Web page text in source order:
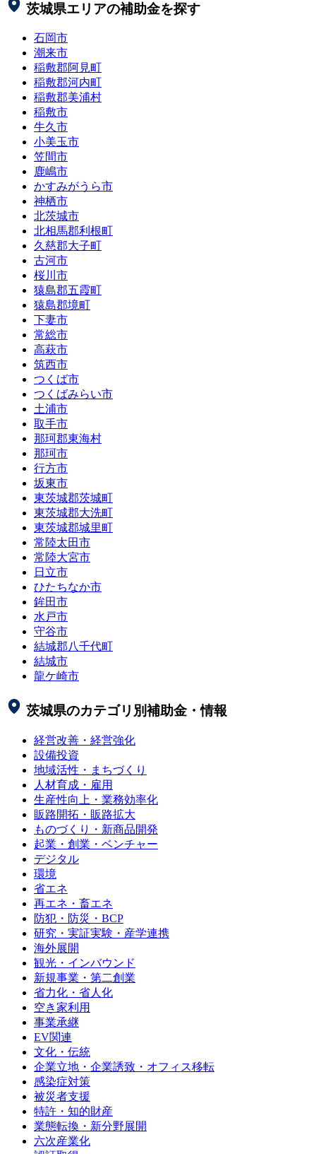
茨城県エリアの補助金を探す
石岡市
潮来市
稲敷郡阿見町
稲敷郡河内町
稲敷郡美浦村
稲敷市
牛久市
小美玉市
笠間市
鹿嶋市
かすみがうら市
神栖市
北茨城市
北相馬郡利根町
久慈郡大子町
古河市
桜川市
猿島郡五霞町
猿島郡境町
下妻市
常総市
高萩市
筑西市
つくば市
つくばみらい市
土浦市
取手市
那珂郡東海村
那珂市
行方市
坂東市
東茨城郡茨城町
東茨城郡大洗町
東茨城郡城里町
常陸太田市
常陸大宮市
日立市
ひたちなか市
鉾田市
水戸市
守谷市
結城郡八千代町
結城市
龍ケ崎市
茨城県のカテゴリ別補助金・情報
経営改善・経営強化
設備投資
地域活性・まちづくり
人材育成・雇用
生産性向上・業務効率化
販路開拓・販路拡大
ものづくり・新商品開発
起業・創業・ベンチャー
デジタル
環境
省エネ
再エネ・畜エネ
防犯・防災・BCP
研究・実証実験・産学連携
海外展開
観光・インバウンド
新規事業・第二創業
省力化・省人化
空き家利用
事業承継
EV関連
文化・伝統
企業立地・企業誘致・オフィス移転
感染症対策
被災者支援
特許・知的財産
業態転換・新分野展開
六次産業化